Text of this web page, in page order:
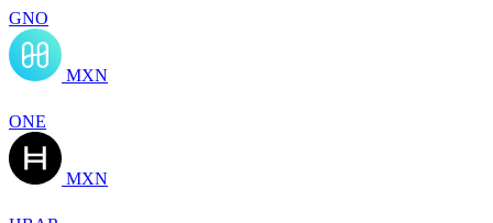
GNO
MXN
ONE
MXN